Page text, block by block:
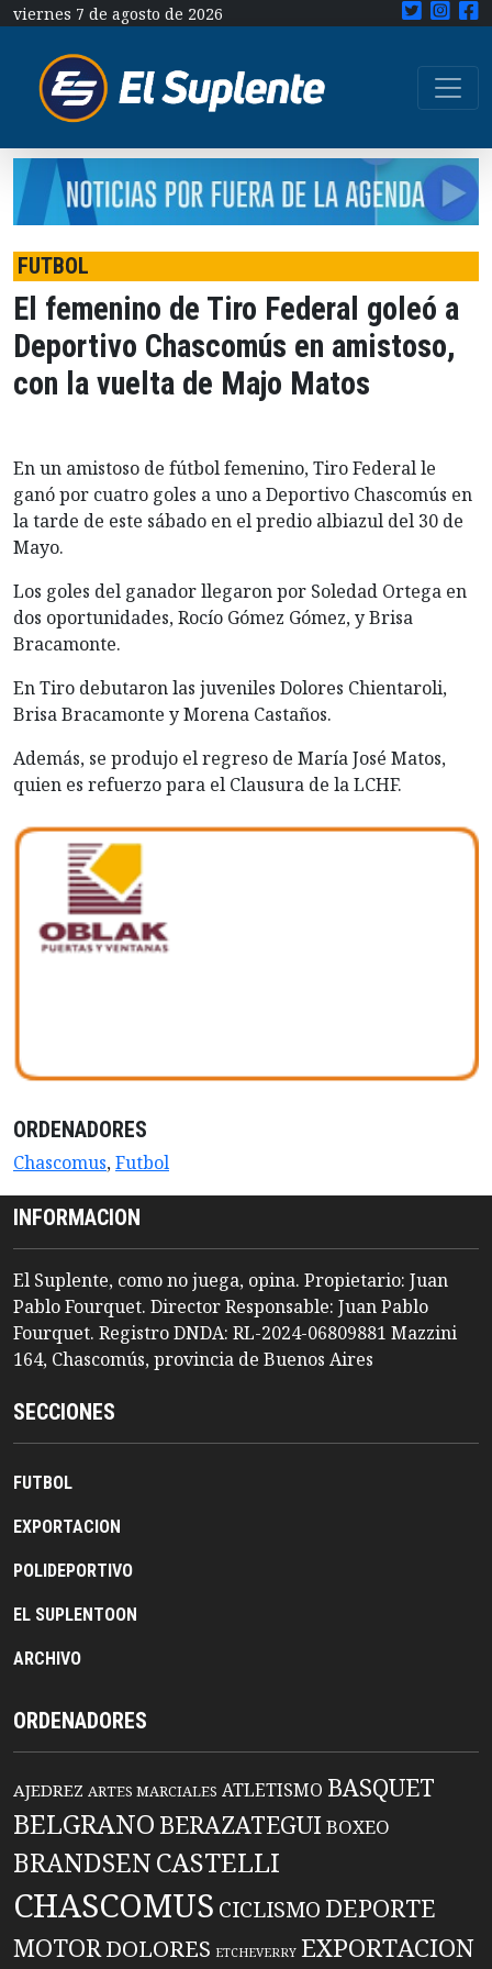
viernes 7 de agosto de 2026
FUTBOL
El femenino de Tiro Federal goleó a
Deportivo Chascomús en amistoso,
con la vuelta de Majo Matos
En un amistoso de fútbol femenino, Tiro Federal le
ganó por cuatro goles a uno a Deportivo Chascomús en
la tarde de este sábado en el predio albiazul del 30 de
Mayo.
Los goles del ganador llegaron por Soledad Ortega en
dos oportunidades, Rocío Gómez Gómez, y Brisa
Bracamonte.
En Tiro debutaron las juveniles Dolores Chientaroli,
Brisa Bracamonte y Morena Castaños.
Además, se produjo el regreso de María José Matos,
quien es refuerzo para el Clausura de la LCHF.
ORDENADORES
Chascomus,Futbol
INFORMACION
El Suplente, como no juega, opina. Propietario: Juan
Pablo Fourquet. Director Responsable: Juan Pablo
Fourquet. Registro DNDA: RL-2024-06809881 Mazzini
164, Chascomús, provincia de Buenos Aires
SECCIONES
FUTBOL
EXPORTACION
POLIDEPORTIVO
EL SUPLENTOON
ARCHIVO
ORDENADORES
AJEDREZ ARTES MARCIALES ATLETISMO BASQUET
BELGRANO BERAZATEGUIBOXEO
BRANDSENCASTELLI
CHASCOMUS CICLISMO DEPORTE
MOTORDOLORES ETCHEVERRY EXPORTACION